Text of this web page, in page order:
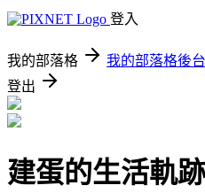
登入
我的部落格 我的部落格後台
登出
建蛋的生活軌